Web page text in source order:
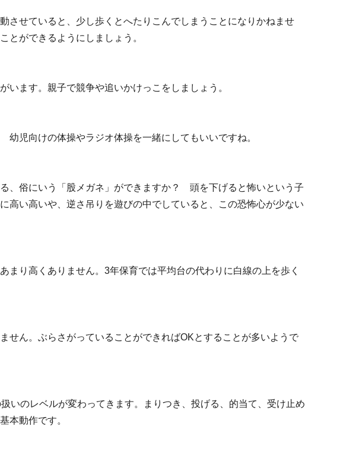
させていると、少し歩くとへたりこんでしまうことになりかねませ
とができるようにしましょう。
います。親子で競争や追いかけっこをしましょう。
児向けの体操やラジオ体操を一緒にしてもいいですね。
、俗にいう「股メガネ」ができますか？ 頭を下げると怖いという子
高い高いや、逆さ吊りを遊びの中でしていると、この恐怖心が少ない
まり高くありません。3年保育では平均台の代わりに白線の上を歩く
せん。ぶらさがっていることができればOKとすることが多いようで
いのレベルが変わってきます。まりつき、投げる、的当て、受け止め
本動作です。